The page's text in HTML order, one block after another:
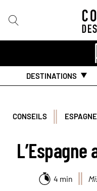
DESTINATIONS
CONSEILS ESPAGNE
4 min